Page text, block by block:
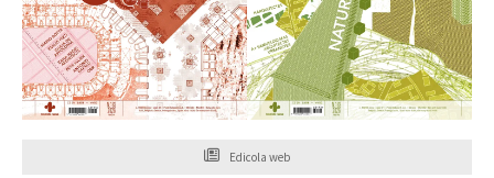
Edicola web